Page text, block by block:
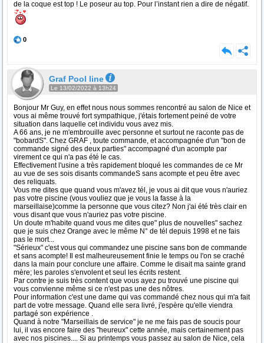
de la coque est top ! Le poseur au top. Pour l’instant rien a dire de négatif.
0
Graf Pool line
Le 13/02/2022 à 13h24
Bonjour Mr Guy, en effet nous nous sommes rencontré au salon de Nice et
vous ai même trouvé fort sympathique, j'étais fortement peiné de votre
situation dans laquelle cet individu vous avez mis.
A 66 ans, je ne m'embrouille avec personne et surtout ne raconte pas de
"bobardS". Chez GRAF , toute commande, et accompagnée d'un "bon de
commande signé des deux parties" accompagné d'un acompte par
virement ce qui n'a pas été le cas.
Effectivement l'usine a très rapidement bloqué les commandes de ce Mr
au vue de ses sois disants commandeS sans acompte et peu être avec
des reliquats.
Vous me dites que quand vous m'avez tél, je vous ai dit que vous n'auriez
pas votre piscine (vous vouliez que je vous la fasse à la
marseillaise)comme la personne que vous citez? Non j'ai été très clair en
vous disant que vous n'auriez pas votre piscine.
Un doute m'habite quand vous me dites que" plus de nouvelles" sachez
que je suis chez Orange avec le même N° de tél depuis 1998 et ne fais
pas le mort...
"Sérieux" c'est vous qui commandez une piscine sans bon de commande
et sans acompte! Il est malheureusement finie le temps ou l'on se craché
dans la main pour conclure une affaire. Comme le disait ma sainte grand
mère; les paroles s'envolent et seul les écrits restent.
Par contre je suis très content que vous ayez pu trouvé une piscine qui
vous convienne même si ce n'est pas une des nôtres.
Pour information c'est une dame qui vas commandé chez nous qui m'a fait
part de votre message. Quand elle sera livré, j'espère qu'elle viendra
partagé son expérience .
Quand à notre "Marseillais de service" je ne me fais pas de soucis pour
lui, il vas encore faire des "heureux" cette année, mais certainement pas
avec nos piscines.... Si au printemps vous passez au salon de Nice, cela